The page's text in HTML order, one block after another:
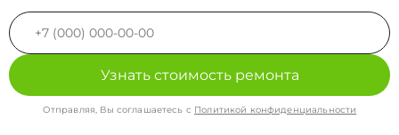
Узнать стоимость ремонта
Отправляя, Вы соглашаетесь с Политикой конфиденциальности